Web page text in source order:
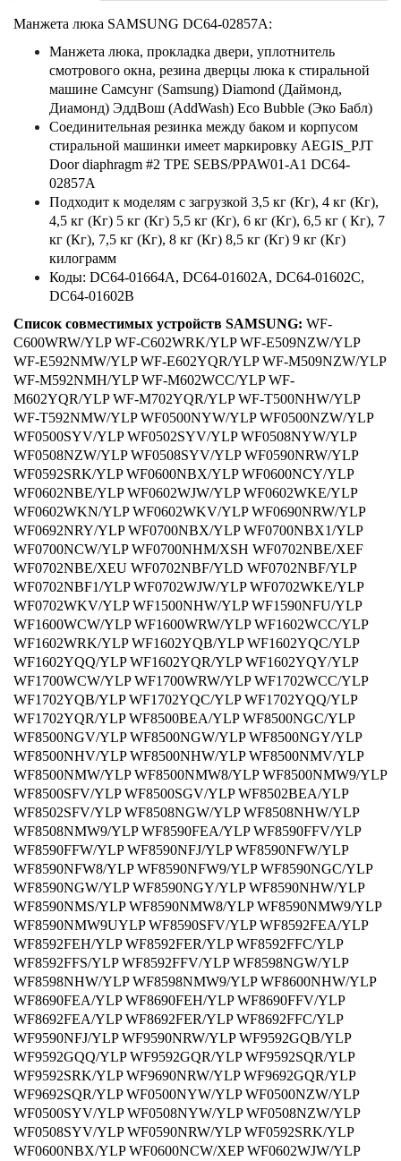
Манжета люка SAMSUNG DC64-02857A:
Манжета люка, прокладка двери, уплотнитель
смотрового окна, резина дверцы люка к стиральной
машине Самсунг (Samsung) Diamond (Даймонд,
Диамонд) ЭддВош (AddWash) Eco Bubble (Эко Бабл)
Соединительная резинка между баком и корпусом
стиральной машинки имеет маркировку AEGIS_PJT
Door diaphragm #2 TPE SEBS/PPAW01-A1 DC64-
02857A
Подходит к моделям с загрузкой 3,5 кг (Кг), 4 кг (Кг),
4,5 кг (Кг) 5 кг (Кг) 5,5 кг (Кг), 6 кг (Кг), 6,5 кг ( Кг), 7
кг (Кг), 7,5 кг (Кг), 8 кг (Кг) 8,5 кг (Кг) 9 кг (Кг)
килограмм
Коды: DC64-01664A, DC64-01602A, DC64-01602С,
DC64-01602B
Список совместимых устройств SAMSUNG: WF-
C600WRW/YLP WF-C602WRK/YLP WF-E509NZW/YLP
WF-E592NMW/YLP WF-E602YQR/YLP WF-M509NZW/YLP
WF-M592NMH/YLP WF-M602WCC/YLP WF-
M602YQR/YLP WF-M702YQR/YLP WF-T500NHW/YLP
WF-T592NMW/YLP WF0500NYW/YLP WF0500NZW/YLP
WF0500SYV/YLP WF0502SYV/YLP WF0508NYW/YLP
WF0508NZW/YLP WF0508SYV/YLP WF0590NRW/YLP
WF0592SRK/YLP WF0600NBX/YLP WF0600NCY/YLP
WF0602NBE/YLP WF0602WJW/YLP WF0602WKE/YLP
WF0602WKN/YLP WF0602WKV/YLP WF0690NRW/YLP
WF0692NRY/YLP WF0700NBX/YLP WF0700NBX1/YLP
WF0700NCW/YLP WF0700NHM/XSH WF0702NBE/XEF
WF0702NBE/XEU WF0702NBF/YLD WF0702NBF/YLP
WF0702NBF1/YLP WF0702WJW/YLP WF0702WKE/YLP
WF0702WKV/YLP WF1500NHW/YLP WF1590NFU/YLP
WF1600WCW/YLP WF1600WRW/YLP WF1602WCC/YLP
WF1602WRK/YLP WF1602YQB/YLP WF1602YQC/YLP
WF1602YQQ/YLP WF1602YQR/YLP WF1602YQY/YLP
WF1700WCW/YLP WF1700WRW/YLP WF1702WCC/YLP
WF1702YQB/YLP WF1702YQC/YLP WF1702YQQ/YLP
WF1702YQR/YLP WF8500BEA/YLP WF8500NGC/YLP
WF8500NGV/YLP WF8500NGW/YLP WF8500NGY/YLP
WF8500NHV/YLP WF8500NHW/YLP WF8500NMV/YLP
WF8500NMW/YLP WF8500NMW8/YLP WF8500NMW9/YLP
WF8500SFV/YLP WF8500SGV/YLP WF8502BEA/YLP
WF8502SFV/YLP WF8508NGW/YLP WF8508NHW/YLP
WF8508NMW9/YLP WF8590FEA/YLP WF8590FFV/YLP
WF8590FFW/YLP WF8590NFJ/YLP WF8590NFW/YLP
WF8590NFW8/YLP WF8590NFW9/YLP WF8590NGC/YLP
WF8590NGW/YLP WF8590NGY/YLP WF8590NHW/YLP
WF8590NMS/YLP WF8590NMW8/YLP WF8590NMW9/YLP
WF8590NMW9UYLP WF8590SFV/YLP WF8592FEA/YLP
WF8592FEH/YLP WF8592FER/YLP WF8592FFC/YLP
WF8592FFS/YLP WF8592FFV/YLP WF8598NGW/YLP
WF8598NHW/YLP WF8598NMW9/YLP WF8600NHW/YLP
WF8690FEA/YLP WF8690FEH/YLP WF8690FFV/YLP
WF8692FEA/YLP WF8692FER/YLP WF8692FFC/YLP
WF9590NFJ/YLP WF9590NRW/YLP WF9592GQB/YLP
WF9592GQQ/YLP WF9592GQR/YLP WF9592SQR/YLP
WF9592SRK/YLP WF9690NRW/YLP WF9692GQR/YLP
WF9692SQR/YLP WF0500NYW/YLP WF0500NZW/YLP
WF0500SYV/YLP WF0508NYW/YLP WF0508NZW/YLP
WF0508SYV/YLP WF0590NRW/YLP WF0592SRK/YLP
WF0600NBX/YLP WF0600NCW/XEP WF0602WJW/YLP